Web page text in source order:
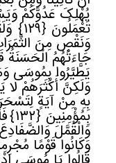
یُهْلِکَ عَدُوَّکُمْ
تَعْمَلُونَ ﴿١٢٩﴾
وَنَقْصٍ مِنَ
جَاءَتْهُمُ الْحَسَنَةُ
یَطَّیَّرُوا بِمُوسَى
وَلَکِنَّ أَکْثَرَهُمْ لا
بِهِ مِنْ آیَةٍ
بِمُؤْمِنِینَ﴿١٣٢﴾
وَالْقُمَّلَ
وَکَانُوا قَوْمًا